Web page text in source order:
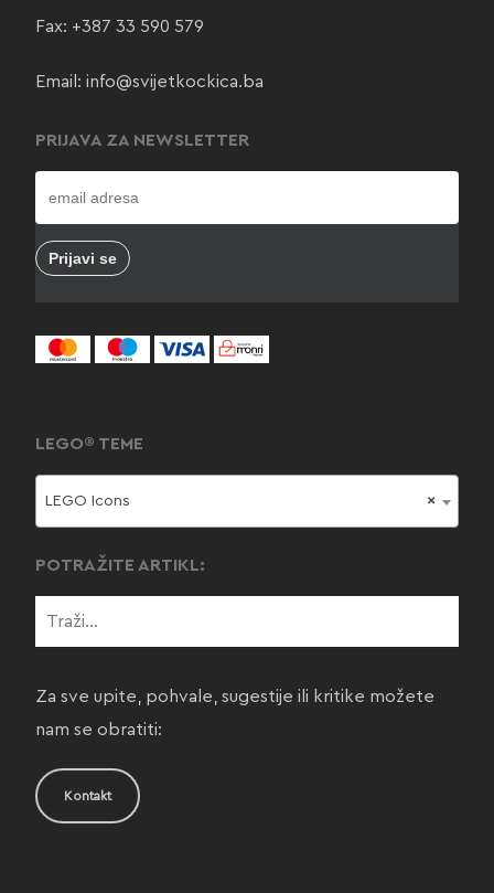
Fax: +387 33 590 579
Email: info@svijetkockica.ba
PRIJAVA ZA NEWSLETTER
LEGO® TEME
×
LEGO Icons
POTRAŽITE ARTIKL:
Za sve upite, pohvale, sugestije ili kritike možete
nam se obratiti:
Kontakt